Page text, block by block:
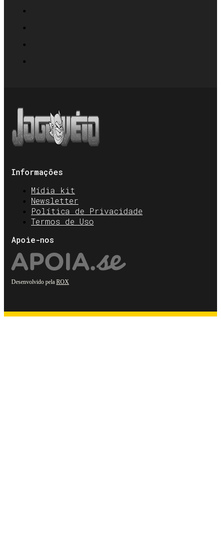
Informações
Mídia kit
Newsletter
Política de Privacidade
Termos de Uso
Apoie-nos
Desenvolvido pela ROX